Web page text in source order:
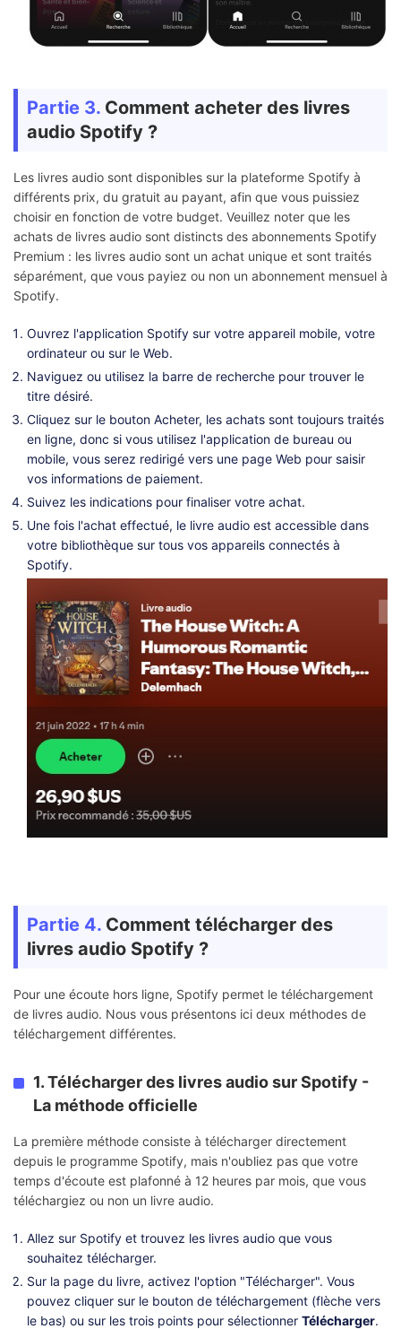
Partie 3. Comment acheter des livres
audio Spotify ?
Les livres audio sont disponibles sur la plateforme Spotify à
différents prix, du gratuit au payant, afin que vous puissiez
choisir en fonction de votre budget. Veuillez noter que les
achats de livres audio sont distincts des abonnements Spotify
Premium : les livres audio sont un achat unique et sont traités
séparément, que vous payiez ou non un abonnement mensuel à
Spotify.
Ouvrez l'application Spotify sur votre appareil mobile, votre
ordinateur ou sur le Web.
Naviguez ou utilisez la barre de recherche pour trouver le
titre désiré.
Cliquez sur le bouton Acheter, les achats sont toujours traités
en ligne, donc si vous utilisez l'application de bureau ou
mobile, vous serez redirigé vers une page Web pour saisir
vos informations de paiement.
Suivez les indications pour finaliser votre achat.
Une fois l'achat effectué, le livre audio est accessible dans
votre bibliothèque sur tous vos appareils connectés à
Spotify.
Partie 4. Comment télécharger des
livres audio Spotify ?
Pour une écoute hors ligne, Spotify permet le téléchargement
de livres audio. Nous vous présentons ici deux méthodes de
téléchargement différentes.
1. Télécharger des livres audio sur Spotify -
La méthode officielle
La première méthode consiste à télécharger directement
depuis le programme Spotify, mais n'oubliez pas que votre
temps d'écoute est plafonné à 12 heures par mois, que vous
téléchargiez ou non un livre audio.
Allez sur Spotify et trouvez les livres audio que vous
souhaitez télécharger.
Sur la page du livre, activez l'option "Télécharger". Vous
pouvez cliquer sur le bouton de téléchargement (flèche vers
le bas) ou sur les trois points pour sélectionner Télécharger.